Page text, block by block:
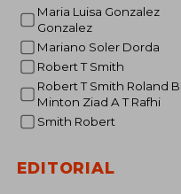
Maria Luisa Gonzalez
Gonzalez
Mariano Soler Dorda
Robert T Smith
Robert T Smith Roland B
Minton Ziad A T Rafhi
Smith Robert
EDITORIAL